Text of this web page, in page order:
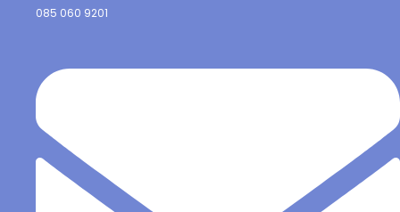
085 060 9201